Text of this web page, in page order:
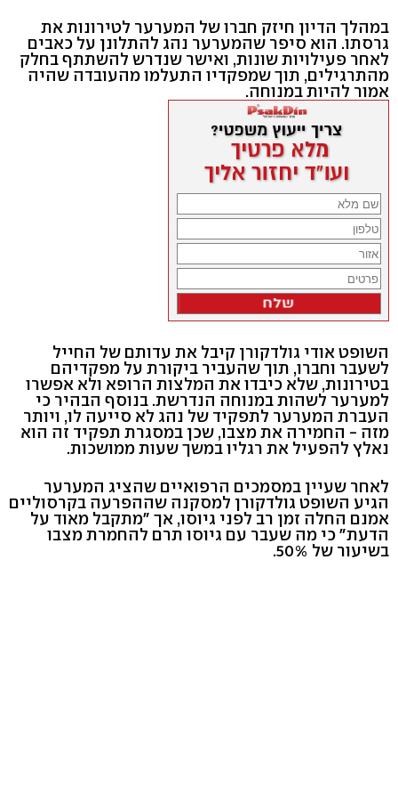
במהלך הדיון חיזק חברו של המערער לטירונות את
גרסתו. הוא סיפר שהמערער נהג להתלונן על כאבים
לאחר פעילויות שונות, ואישר שנדרש להשתתף בחלק
מהתרגילים, תוך שמפקדיו התעלמו מהעובדה שהיה
אמור להיות במנוחה.
השופט אודי גולדקורן קיבל את עדותם של החייל
לשעבר וחברו, תוך שהעביר ביקורת על מפקדיהם
בטירונות, שלא כיבדו את המלצות הרופא ולא אפשרו
למערער לשהות במנוחה הנדרשת. בנוסף הבהיר כי
העברת המערער לתפקיד של נהג לא סייעה לו, ויותר
מזה - החמירה את מצבו, שכן במסגרת תפקיד זה הוא
נאלץ להפעיל את רגליו במשך שעות ממושכות.
לאחר שעיין במסמכים הרפואיים שהציג המערער
הגיע השופט גולדקורן למסקנה שההפרעה בקרסוליים
אמנם החלה זמן רב לפני גיוסו, אך "מתקבל מאוד על
הדעת" כי מה שעבר עם גיוסו תרם להחמרת מצבו
בשיעור של 50%.